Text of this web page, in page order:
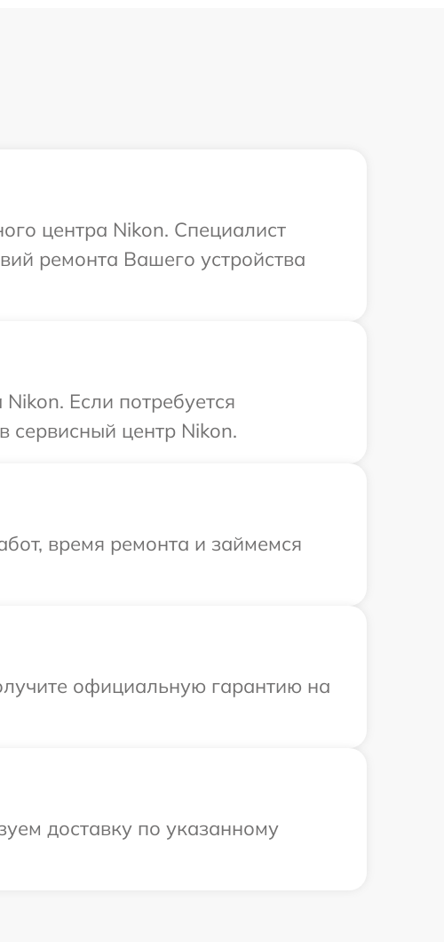
центра Nikon. Специалист
ремонта Вашего устройства
Если потребуется
сервисный центр Nikon.
время ремонта и займемся
официальную гарантию на
доставку по указанному